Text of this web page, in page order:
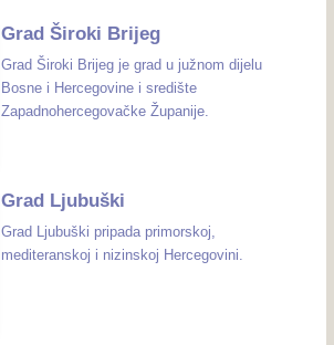
Grad Široki Brijeg
Grad Široki Brijeg je grad u južnom dijelu
Bosne i Hercegovine i središte
Zapadnohercegovačke Županije.
Grad Ljubuški
Grad Ljubuški pripada primorskoj,
mediteranskoj i nizinskoj Hercegovini.